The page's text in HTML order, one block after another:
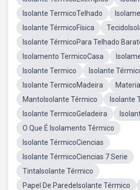
Isolante TermicoTelhado
Isolante TérmicoFísica
Isolante TérmicoPara Telhado
Isolamento TermicoCasa
Isolante Termico
Isolante
Isolante TermicoMadeira
MantoIsolante Térmico
Isolante
Isolante TermicoGeladeira
O Que É Isolamento Térmico
Isolante TérmicoCiencias
Isolante TérmicoCiencias 7 Serie
TintaIsolante Térmico
Papel De ParedeIsolante Térmico